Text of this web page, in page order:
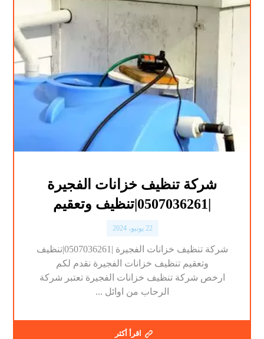
شركة تنظيف خزانات الفجيرة
|0507036261|تنظيف وتعقيم
22 يونيو، 2024
شركة تنظيف خزانات الفجيرة |0507036261|تنظيف
وتعقيم تنظيف خزانات الفجيرة نقدم لكم
ارخص شركة تنظيف خزانات الفجيرة تعتبر شركة
الرحاب من اوائل ...
اقرأ أكثر